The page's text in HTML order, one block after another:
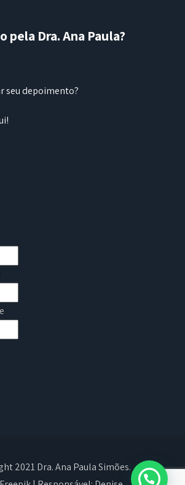
Dra. Ana Paula?
seu depoimento?
!
2021 Dra. Ana Paula Simões.